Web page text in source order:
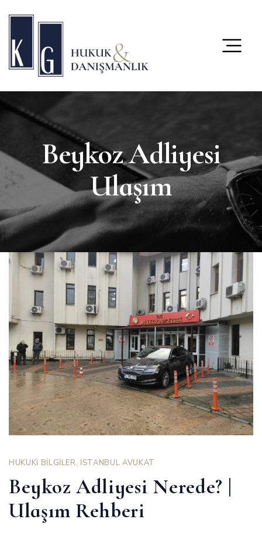
Beykoz Adliyesi
Ulaşım
HUKUKİ BİLGİLER, İSTANBUL AVUKAT
Beykoz Adliyesi Nerede? |
Ulaşım Rehberi